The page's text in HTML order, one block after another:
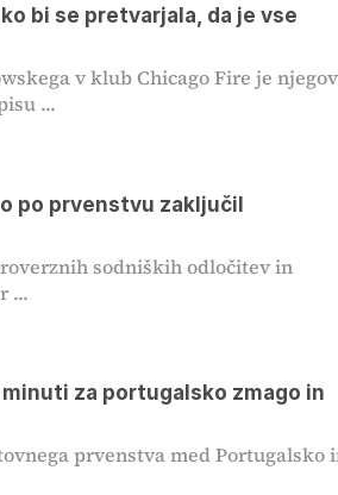
bi se pretvarjala, da je vse
v klub Chicago Fire je
...
po prvenstvu zaključil
sodniških odločitev in
...
za portugalsko zmago in
prvenstva med Portugalsko